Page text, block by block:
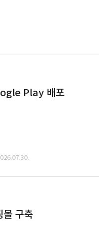
Play 배포
몰 구축